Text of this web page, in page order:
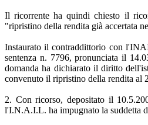
Il ricorrente ha quindi chiesto il
"ripristino della rendita già accertata
Instaurato il contraddittorio con
sentenza n. 7796, pronunciata il
domanda ha dichiarato il diritto
convenuto il ripristino della rendita al
2. Con ricorso, depositato il
l'I.N.A.I.L. ha impugnato la suddetta